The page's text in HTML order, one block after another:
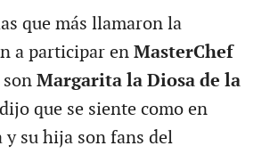
que más llamaron la
a participar en MasterChef
son Margarita la Diosa de la
que se siente como en
y su hija son fans del